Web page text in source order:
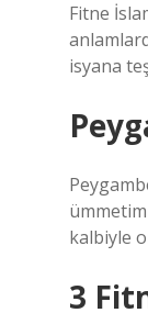
Fitne
isyana
kalbiyle
3